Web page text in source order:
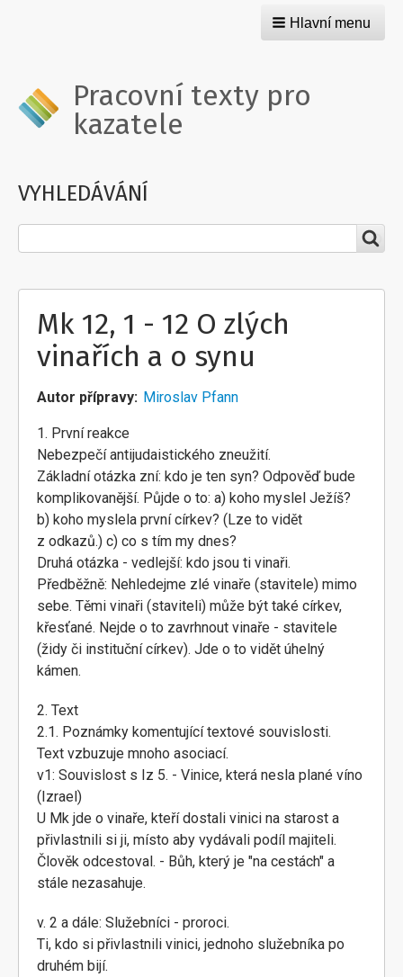
Hlavní menu
Pracovní texty pro
kazatele
VYHLEDÁVÁNÍ
Mk 12, 1 - 12 O zlých
vinařích a o synu
Autor přípravy Miroslav Pfann
1. První reakce
Nebezpečí antijudaistického zneužití.
Základní otázka zní: kdo je ten syn? Odpověď bude
komplikovanější. Půjde o to: a) koho myslel Ježíš?
b) koho myslela první církev? (Lze to vidět
z odkazů.) c) co s tím my dnes?
Druhá otázka - vedlejší: kdo jsou ti vinaři.
Předběžně: Nehledejme zlé vinaře (stavitele) mimo
sebe. Těmi vinaři (staviteli) může být také církev,
křesťané. Nejde o to zavrhnout vinaře - stavitele
(židy či instituční církev). Jde o to vidět úhelný
kámen.
2. Text
2.1. Poznámky komentující textové souvislosti.
Text vzbuzuje mnoho asociací.
v1: Souvislost s Iz 5. - Vinice, která nesla plané víno
(Izrael)
U Mk jde o vinaře, kteří dostali vinici na starost a
přivlastnili si ji, místo aby vydávali podíl majiteli.
Člověk odcestoval. - Bůh, který je "na cestách" a
stále nezasahuje.
v. 2 a dále: Služebníci - proroci.
Ti, kdo si přivlastnili vinici, jednoho služebníka po
druhém bijí.